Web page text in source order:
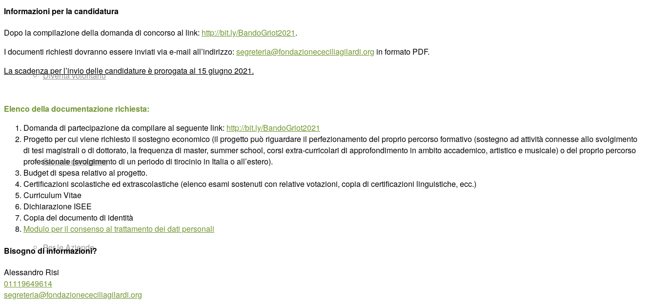
Diventa volontario
Fai una donazione
Per le Aziende
Informazioni per la candidatura
Dopo la compilazione della domanda di concorso al link: http://bit.ly/BandoGriot2021.
I documenti richiesti dovranno essere inviati via e-mail all’indirizzo: segreteria@fondazionececiliagilardi.org in formato PDF.
La scadenza per l’invio delle candidature è prorogata al 15 giugno 2021.
Elenco della documentazione richiesta:
Domanda di partecipazione da compilare al seguente link: http://bit.ly/BandoGriot2021
Progetto per cui viene richiesto il sostegno economico (il progetto può riguardare il perfezionamento del proprio percorso formativo (sostegno ad attività connesse allo svolgimento
di tesi magistrali o di dottorato, la frequenza di master, summer school, corsi extra-curricolari di approfondimento in ambito accademico, artistico e musicale) o del proprio percorso
professionale (svolgimento di un periodo di tirocinio in Italia o all’estero).
Budget di spesa relativo al progetto.
Certificazioni scolastiche ed extrascolastiche (elenco esami sostenuti con relative votazioni, copia di certificazioni linguistiche, ecc.)
Curriculum Vitae
Dichiarazione ISEE
Copia del documento di identità
Modulo per il consenso al trattamento dei dati personali
Bisogno di informazioni?
Alessandro Risi
01119649614
segreteria@fondazionececiliagilardi.org